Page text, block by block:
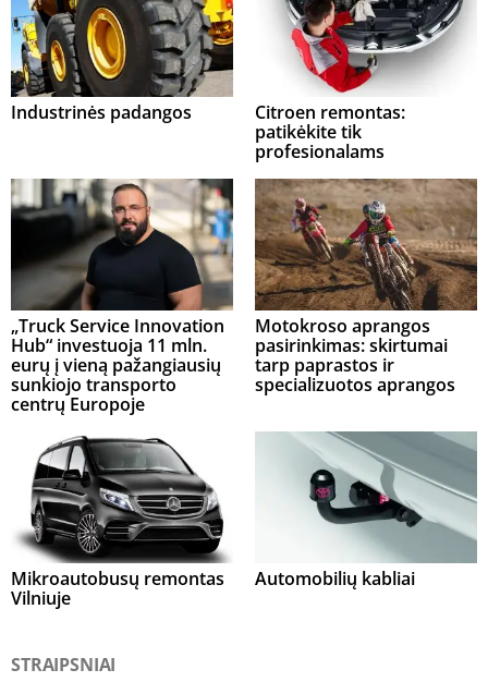
Industrinės padangos
Citroen remontas:
patikėkite tik
profesionalams
„Truck Service Innovation
Hub“ investuoja 11 mln.
eurų į vieną pažangiausių
sunkiojo transporto
centrų Europoje
Motokroso aprangos
pasirinkimas: skirtumai
tarp paprastos ir
specializuotos aprangos
Mikroautobusų remontas
Vilniuje
Automobilių kabliai
STRAIPSNIAI